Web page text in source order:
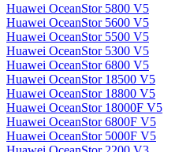
Huawei OceanStor 5800 V5
Huawei OceanStor 5600 V5
Huawei OceanStor 5500 V5
Huawei OceanStor 5300 V5
Huawei OceanStor 6800 V5
Huawei OceanStor 18500 V5
Huawei OceanStor 18800 V5
Huawei OceanStor 18000F V5
Huawei OceanStor 6800F V5
Huawei OceanStor 5000F V5